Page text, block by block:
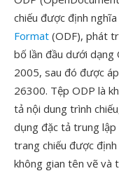
chiếu được định
Format (ODF), phát
bố lần đầu dưới dạng
2005, sau đó được
26300. Tệp ODP là
tả nội dung trình
dụng đặc tả trung lập
trang chiếu được
không gian tên vẽ và